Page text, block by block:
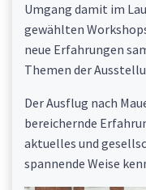
Umgang damit im
gewählten
neue Erfahrungen
Themen der
Der Ausflug nach
bereichernde
aktuelles und
spannende Weise